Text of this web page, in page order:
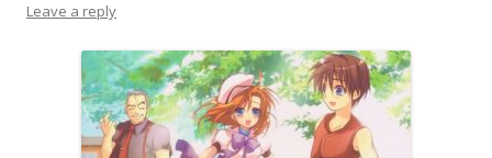
Leave a reply